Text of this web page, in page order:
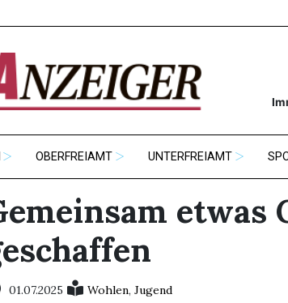
OBERFREIAMT UNTERFREIAMT
etwas
01.07.2025 Wohlen, Jugend